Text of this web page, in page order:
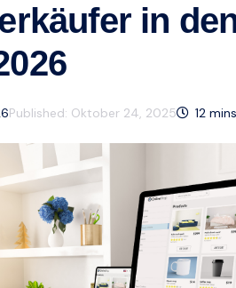
in
Published: Oktober 24, 2025 12 mins